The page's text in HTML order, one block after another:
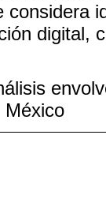
considera
digital,
México